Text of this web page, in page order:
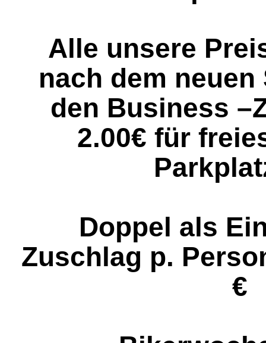
Alle unsere
nach dem
den Business
2.00€ für
Doppel als
Zuschlag p.
€